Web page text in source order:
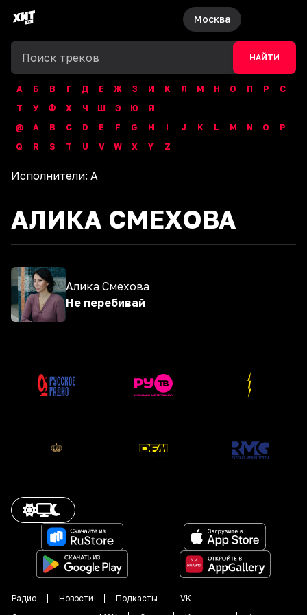
Москва
НАЙТИ
А Б В Г Д Е Ж З И К Л М Н О П Р
С
Т
У Ф Х Ч Ш Э Ю
Я
@
A B C D E F G H I J K L M N O
P
Q
R S T U V W X Y Z
Исполнители: А
АЛИКА СМЕХОВА
Алика Смехова
Не перебивай
Радио Новости Подкасты
VK